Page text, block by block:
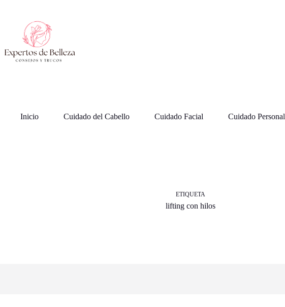
contenido
Inicio Cuidado del Cabello Cuidado Facial Cuidado Personal
ETIQUETA
lifting con hilos